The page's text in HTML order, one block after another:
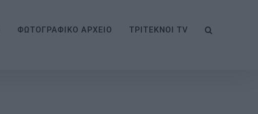
ΦΩΤΟΓΡΑΦΙΚΟ ΑΡΧΕΙΟ ΤΡΙΤΕΚΝΟΙ TV